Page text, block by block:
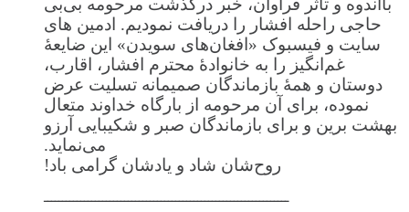
بااندوه و تأثر فراوان، خبر درگذشت مرحومه بی‌بی
حاجی راحله افشار را دریافت نمودیم. ادمین های
سایت و فیسبوک «افغان‌های سویدن» این ضایعهٔ
غم‌انگیز را به خانوادهٔ محترم افشار، اقارب،
دوستان و همهٔ بازماندگان صمیمانه تسلیت عرض
نموده، برای آن مرحومه از بارگاه خداوند متعال
بهشت برین و برای بازماندگان صبر و شکیبایی آرزو
می‌نماید.
روح‌شان شاد و یادشان گرامی باد!
ـــــــــــــــــــــــــــــــــــــــــــــــــــــــــــــــــــ